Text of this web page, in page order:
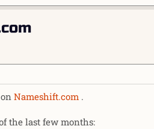
Nameshift.com .
the last few months: